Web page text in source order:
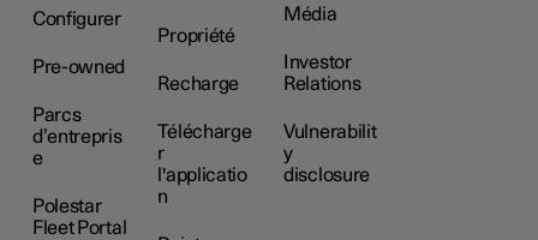
Configurer
Pre-owned
Parcs
d’entrepris
e
Polestar
Fleet Portal
Propriété
Recharge
Télécharge
r
l'applicatio
n
Média
Investor
Relations
Vulnerabilit
y
disclosure